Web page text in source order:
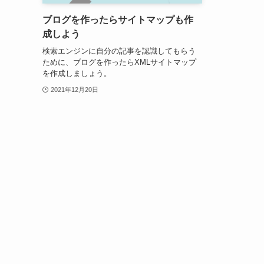
ブログを作ったらサイトマップも作
成しよう
検索エンジンに自分の記事を認識してもらう
ために、ブログを作ったらXMLサイトマップ
を作成しましょう。
2021年12月20日